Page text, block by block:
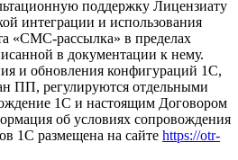
поддержку Лицензиату
интеграции и использования
«СМС-рассылка» в пределах
в документации к нему.
и обновления конфигураций 1С,
ПП, регулируются отдельными
1С и настоящим Договором
об условиях сопровождения
1С размещена на сайте https://otr-